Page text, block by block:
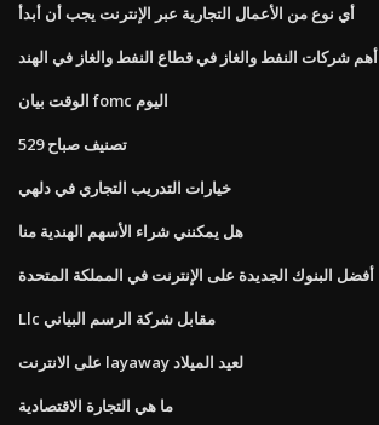
أي نوع من الأعمال التجارية عبر الإنترنت يجب أن أبدأ
أهم شركات النفط والغاز في قطاع النفط والغاز في الهند
الوقت بيان fomc اليوم
تصنيف صباح 529
خيارات التدريب التجاري في دلهي
هل يمكنني شراء الأسهم الهندية منا
أفضل البنوك الجديدة على الإنترنت في المملكة المتحدة
Llc مقابل شركة الرسم البياني
على الانترنت layaway لعيد الميلاد
ما هي التجارة الاقتصادية